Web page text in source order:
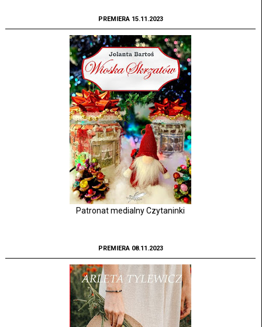
PREMIERA 15.11.2023
Patronat medialny Czytaninki
PREMIERA 08.11.2023